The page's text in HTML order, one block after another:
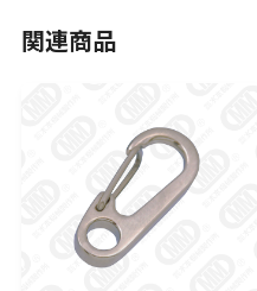
関連商品